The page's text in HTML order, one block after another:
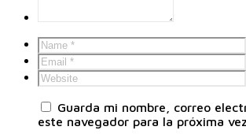
Guarda mi nombre, correo
este navegador para la próxima